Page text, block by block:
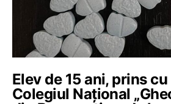
Elev de 15 ani, prins
Colegiul Național